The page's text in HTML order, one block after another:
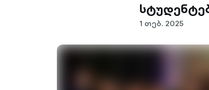
1 თებ. 2025